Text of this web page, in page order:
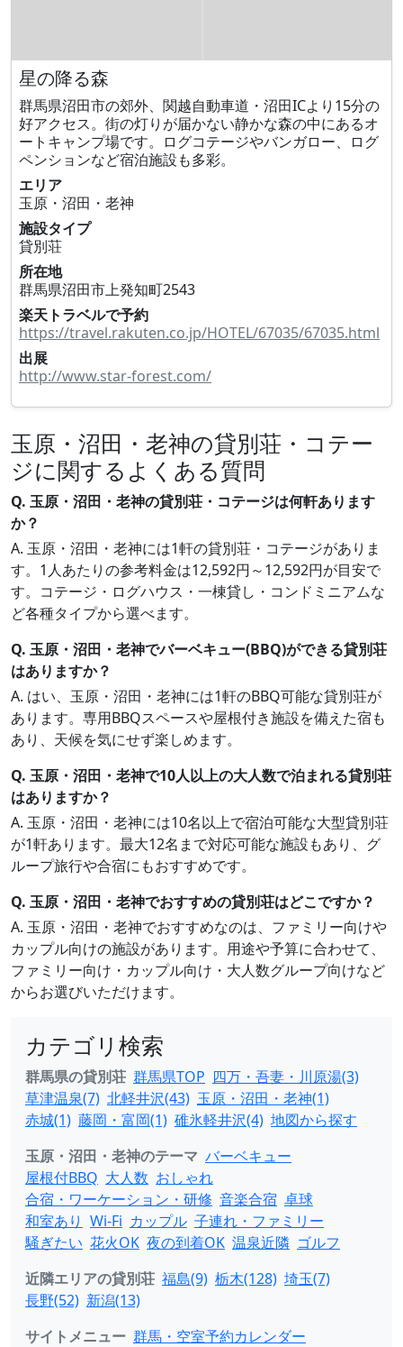
星の降る森
群馬県沼田市の郊外、関越自動車道・沼田ICより15分の
好アクセス。街の灯りが届かない静かな森の中にあるオ
ートキャンプ場です。ログコテージやバンガロー、ログ
ペンションなど宿泊施設も多彩。
エリア
玉原・沼田・老神
施設タイプ
貸別荘
所在地
群馬県沼田市上発知町2543
楽天トラベルで予約
https://travel.rakuten.co.jp/HOTEL/67035/67035.html
出展
http://www.star-forest.com/
玉原・沼田・老神の貸別荘・コテー
ジに関するよくある質問
Q. 玉原・沼田・老神の貸別荘・コテージは何軒あります
か？
A. 玉原・沼田・老神には1軒の貸別荘・コテージがありま
す。1人あたりの参考料金は12,592円～12,592円が目安で
す。コテージ・ログハウス・一棟貸し・コンドミニアムな
ど各種タイプから選べます。
Q. 玉原・沼田・老神でバーベキュー(BBQ)ができる貸別荘
はありますか？
A. はい、玉原・沼田・老神には1軒のBBQ可能な貸別荘が
あります。専用BBQスペースや屋根付き施設を備えた宿も
あり、天候を気にせず楽しめます。
Q. 玉原・沼田・老神で10人以上の大人数で泊まれる貸別荘
はありますか？
A. 玉原・沼田・老神には10名以上で宿泊可能な大型貸別荘
が1軒あります。最大12名まで対応可能な施設もあり、グ
ループ旅行や合宿にもおすすめです。
Q. 玉原・沼田・老神でおすすめの貸別荘はどこですか？
A. 玉原・沼田・老神でおすすめなのは、ファミリー向けや
カップル向けの施設があります。用途や予算に合わせて、
ファミリー向け・カップル向け・大人数グループ向けなど
からお選びいただけます。
カテゴリ検索
群馬県の貸別荘 群馬県TOP 四万・吾妻・川原湯(3)
草津温泉(7) 北軽井沢(43) 玉原・沼田・老神(1)
赤城(1) 藤岡・富岡(1) 碓氷軽井沢(4) 地図から探す
玉原・沼田・老神のテーマ バーベキュー
屋根付BBQ 大人数 おしゃれ
合宿・ワーケーション・研修 音楽合宿 卓球
和室あり Wi-Fi カップル 子連れ・ファミリー
騒ぎたい 花火OK 夜の到着OK 温泉近隣 ゴルフ
近隣エリアの貸別荘 福島(9) 栃木(128) 埼玉(7)
長野(52) 新潟(13)
サイトメニュー 群馬・空室予約カレンダー